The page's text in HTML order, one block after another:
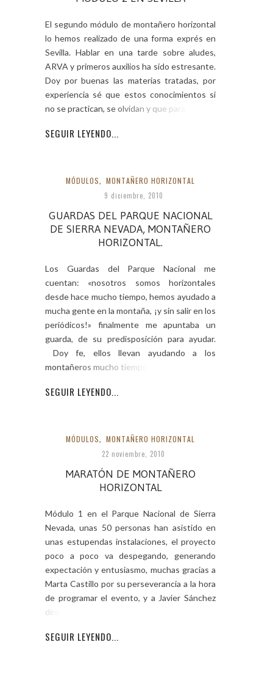
El segundo módulo de montañero horizontal
lo hemos realizado de una forma exprés en
Sevilla. Hablar en una tarde sobre aludes,
ARVA y primeros auxilios ha sido estresante.
Doy por buenas las materias tratadas, por
experiencia sé que estos conocimientos si
no se practican, se olvidan y que para adquirir
SEGUIR LEYENDO...
MÓDULOS, MONTAÑERO HORIZONTAL
9 diciembre, 2010
GUARDAS DEL PARQUE NACIONAL
DE SIERRA NEVADA, MONTAÑERO
HORIZONTAL.
Los Guardas del Parque Nacional me
cuentan: «nosotros somos horizontales
desde hace mucho tiempo, hemos ayudado a
mucha gente en la montaña, ¡y sin salir en los
periódicos!» finalmente me apuntaba un
guarda, de su predisposición para ayudar.
Doy fe, ellos llevan ayudando a los
montañeros mucho tiempo y ahora
SEGUIR LEYENDO...
MÓDULOS, MONTAÑERO HORIZONTAL
22 noviembre, 2010
MARATÓN DE MONTAÑERO
HORIZONTAL
Módulo 1 en el Parque Nacional de Sierra
Nevada, unas 50 personas han asistido en
unas estupendas instalaciones, el proyecto
poco a poco va despegando, generando
expectación y entusiasmo, muchas gracias a
Marta Castillo por su perseverancia a la hora
de programar el evento, y a Javier Sánchez
director del
SEGUIR LEYENDO...